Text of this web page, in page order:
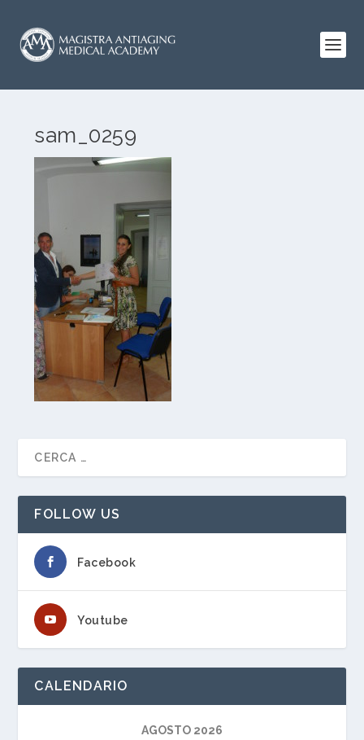
sam_0259
FOLLOW US
Facebook
Youtube
CALENDARIO
AGOSTO 2026